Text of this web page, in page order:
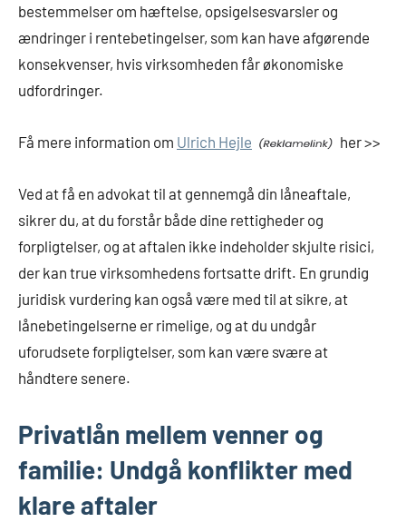
bestemmelser om hæftelse, opsigelsesvarsler og
ændringer i rentebetingelser, som kan have afgørende
konsekvenser, hvis virksomheden får økonomiske
udfordringer.
Få mere information om Ulrich Hejle her >>
Ved at få en advokat til at gennemgå din låneaftale,
sikrer du, at du forstår både dine rettigheder og
forpligtelser, og at aftalen ikke indeholder skjulte risici,
der kan true virksomhedens fortsatte drift. En grundig
juridisk vurdering kan også være med til at sikre, at
lånebetingelserne er rimelige, og at du undgår
uforudsete forpligtelser, som kan være svære at
håndtere senere.
Privatlån mellem venner og
familie: Undgå konflikter med
klare aftaler